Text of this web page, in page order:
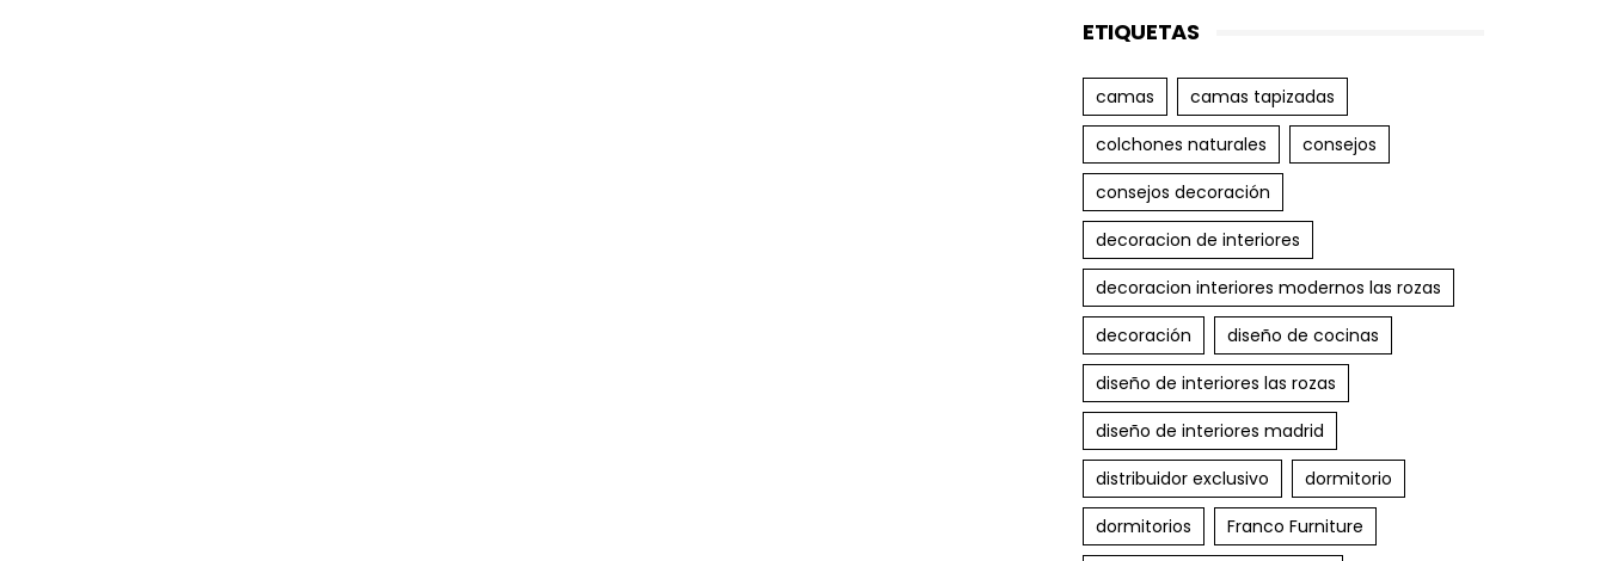
ETIQUETAS
camas
camas tapizadas
colchones naturales
consejos
consejos decoración
decoracion de interiores
decoracion interiores modernos las rozas
decoración
diseño de cocinas
diseño de interiores las rozas
diseño de interiores madrid
distribuidor exclusivo
dormitorio
dormitorios
Franco Furniture